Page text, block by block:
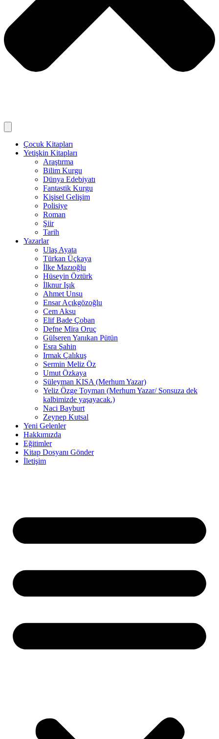
Çocuk Kitapları
Yetişkin Kitapları
Araştırma
Bilim Kurgu
Dünya Edebiyatı
Fantastik Kurgu
Kişisel Gelişim
Polisiye
Roman
Şiir
Tarih
Yazarlar
Ulaş Ayata
Türkan Üçkaya
İlke Mazıoğlu
Hüseyin Öztürk
İlknur Işık
Ahmet Unsu
Ensar Açıkgözoğlu
Cem Aksu
Elif Bade Çoban
Defne Mira Oruç
Gülseren Yanıkan Pütün
Esra Şahin
Irmak Çalıkuş
Sermin Meliz Öz
Umut Özkaya
Süleyman KISA (Merhum Yazar)
Yeliz Özge Toyman (Merhum Yazar/ Sonsuza dek
kalbimizde yaşayacak.)
Naci Bayburt
Zeynep Kutsal
Yeni Gelenler
Hakkımızda
Eğitimler
Kitap Dosyanı Gönder
İletişim